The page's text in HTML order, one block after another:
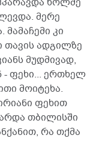
მერე
კი
თავის ადგილზე
მუდმივად,
- ფეხი... ერთხელ
მოიტეხა.
ფეხით
თბილისში
რა თქმა